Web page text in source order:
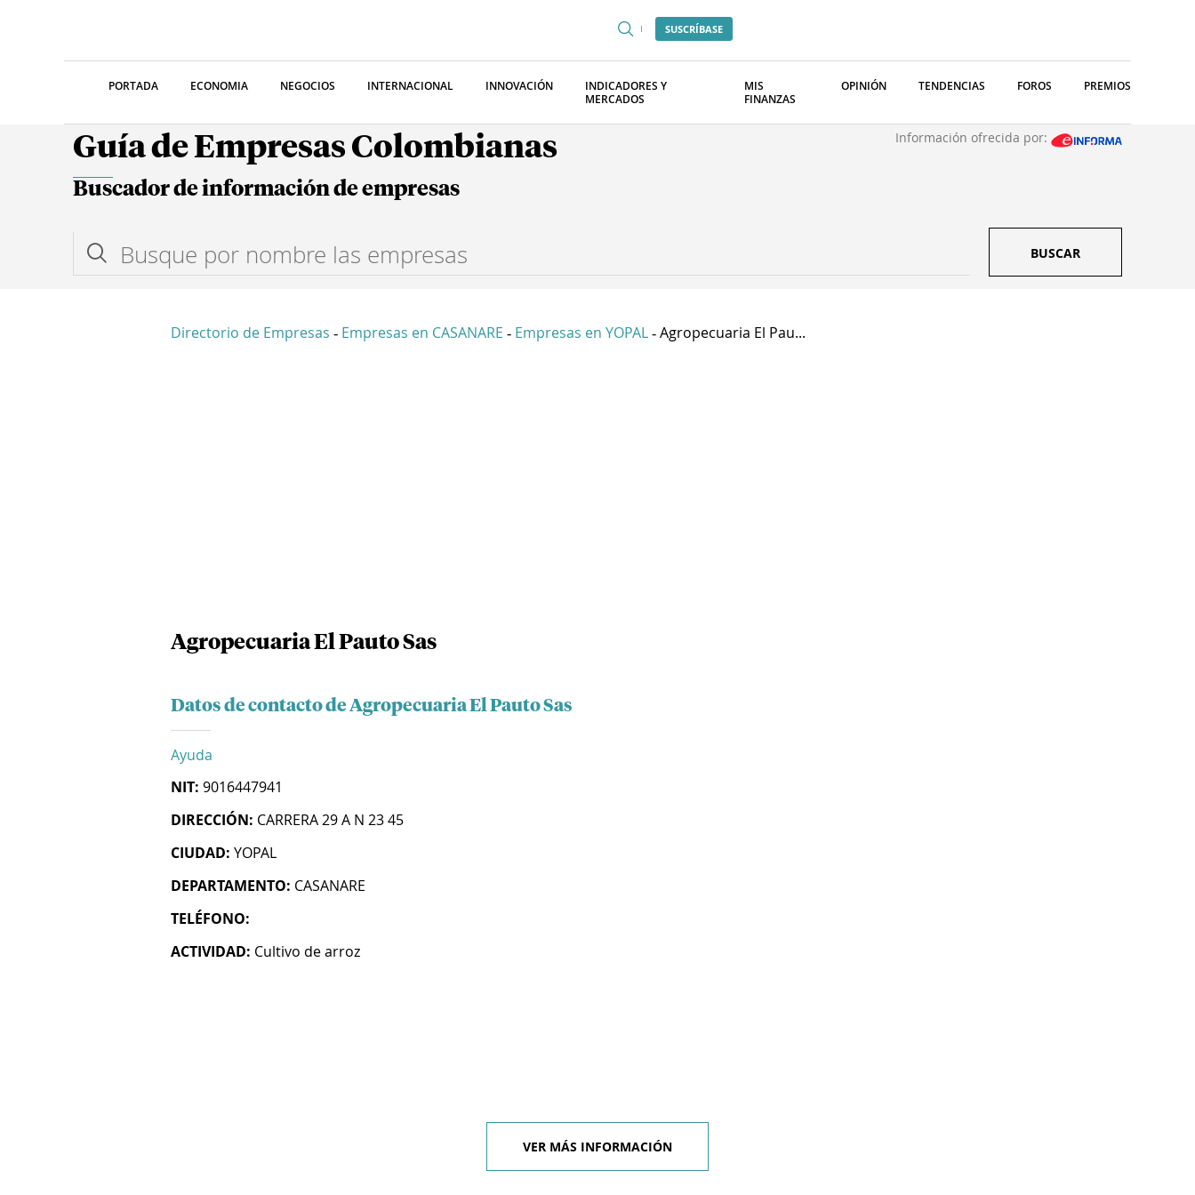
SUSCRÍBASE
PORTADA ECONOMIA NEGOCIOS INTERNACIONAL INNOVACIÓN
INDICADORES Y
MERCADOS
MIS
FINANZAS
OPINIÓN TENDENCIAS FOROS PREMIOS
Guía de Empresas Colombianas Información ofrecida por:
Buscador de información de empresas
BUSCAR
Directorio de Empresas - Empresas en CASANARE - Empresas en YOPAL - Agropecuaria El Pau...
Agropecuaria El Pauto Sas
Datos de contacto de Agropecuaria El Pauto Sas
Ayuda
NIT: 9016447941
DIRECCIÓN: CARRERA 29 A N 23 45
CIUDAD: YOPAL
DEPARTAMENTO: CASANARE
TELÉFONO:
ACTIVIDAD: Cultivo de arroz
VER MÁS INFORMACIÓN